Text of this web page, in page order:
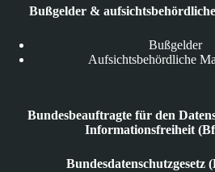
Bußgelder &
Bußgelder
Aufsichtsbehördliche
Bundesbeauftragte für den
Informationsfreiheit
Bundesdatenschutzgesetz